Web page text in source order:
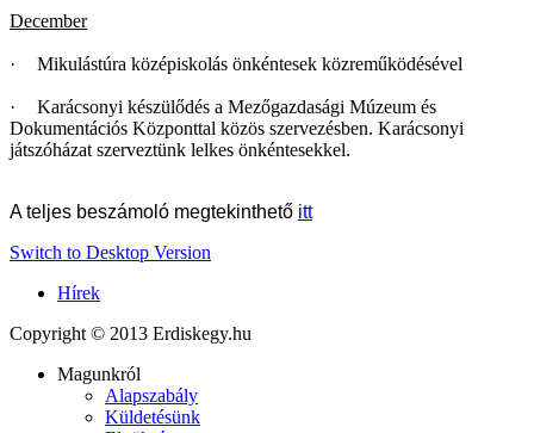
December
· Mikulástúra középiskolás önkéntesek közreműködésével
·
Karácsonyi készülődés a Mezőgazdasági Múzeum és
Dokumentációs Központtal közös szervezésben. Karácsonyi
játszóházat szerveztünk lelkes önkéntesekkel.
A teljes beszámoló megtekinthető itt
Switch to Desktop Version
Hírek
Copyright © 2013 Erdiskegy.hu
Magunkról
Alapszabály
Küldetésünk